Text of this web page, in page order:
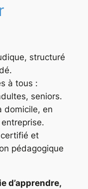
structuré
à tous :
seniors.
domicile, en
et
pédagogique
d’apprendre,